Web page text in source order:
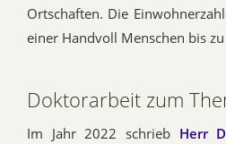
Ortschaften. Die
einer Handvoll Menschen bis
Doktorarbeit zum
Im Jahr 2022 schrieb Herr